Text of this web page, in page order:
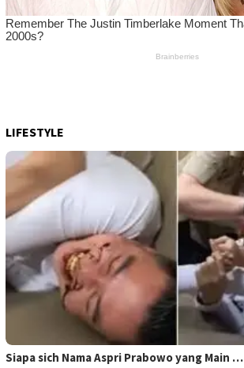
LIFESTYLE
Siapa sich Nama Aspri Prabowo yang Main …